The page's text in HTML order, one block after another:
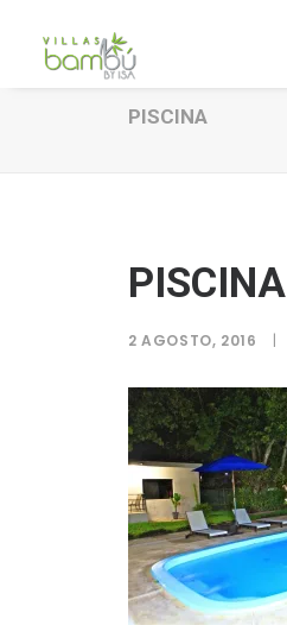
PISCINA
PISCINA
2 AGOSTO, 2016 |